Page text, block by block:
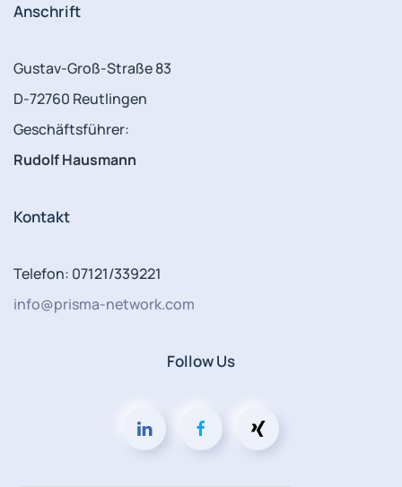
Anschrift
Gustav-Groß-Straße 83
D-72760 Reutlingen
Geschäftsführer:
Rudolf Hausmann
Kontakt
Telefon: 07121/339221
info@prisma-network.com
Follow Us